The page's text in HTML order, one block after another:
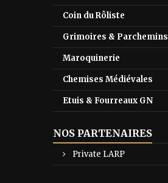
Coin du Rôliste
Grimoires & Parchemins
Maroquinerie
Chemises Médiévales
Etuis & Fourreaux GN
NOS PARTENAIRES
Private LARP